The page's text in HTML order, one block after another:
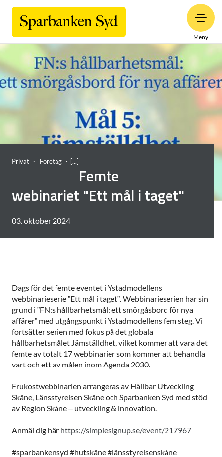
Meny
Privat Företag
Femte
webinariet "Ett mål i taget"
03. oktober 2024
Dags för det femte eventet i Ystadmodellens
webbinarieserie ”Ett mål i taget”. Webbinarieserien har sin
grund i ”FN:s hållbarhetsmål: ett smörgåsbord för nya
affärer” med utgångspunkt i Ystadmodellens fem steg. Vi
fortsätter serien med fokus på det globala
hållbarhetsmålet Jämställdhet, vilket kommer att vara det
femte av totalt 17 webbinarier som kommer att behandla
vart och ett av målen inom Agenda 2030.
Frukostwebbinarien arrangeras av Hållbar Utveckling
Skåne, Länsstyrelsen Skåne och Sparbanken Syd med stöd
av Region Skåne – utveckling & innovation.
Anmäl dig här https://simplesignup.se/event/217967
#sparbankensyd #hutskåne #länsstyrelsenskåne